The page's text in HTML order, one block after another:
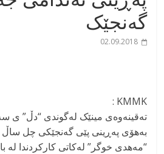
گەنجێک
02.09.2018
KMMK :
تەقینەوەی مینێک لەگوندی “دڵ” ی
بەهۆی پەڕینی پێی گەنجێکی چل ساڵ
“مەهدی خوگر” لەکاتی کارکردندا لە